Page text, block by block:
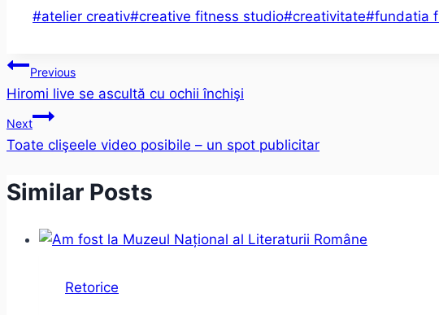
Post
#atelier creativ#creative fitness studio#creativitate#fundatia
Post
navigation
Previous
Hiromi live se ascultă cu ochii închişi
Next
Toate clişeele video posibile – un spot publicitar
Similar Posts
Retorice